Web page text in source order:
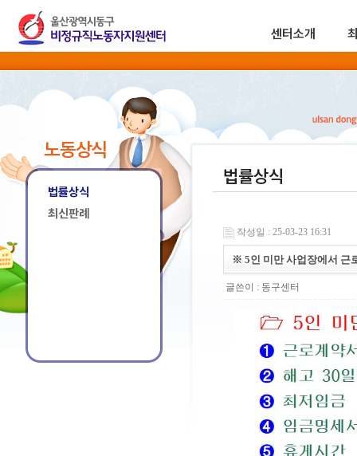
센터소개
노동상식
법률상식
최신판례
법률상식
작성일 : 25-03-23 16:31
※ 5인 미만 사업장에서 근
글쓴이 : 동구센터